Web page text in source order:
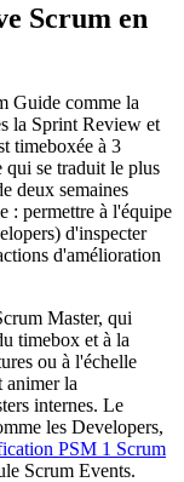
Scrum en
Guide comme la
la Sprint Review et
timeboxée à 3
se traduit le plus
deux semaines
: permettre à l'équipe
d'inspecter
d'amélioration
Master, qui
timebox et à la
ou à l'échelle
animer la
internes. Le
les Developers,
PSM 1 Scrum
Scrum Events.